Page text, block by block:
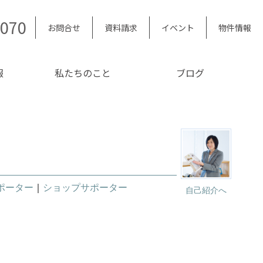
お問合せ 資料請求 イベント 物件情報
私たちのこと ブログ
自己紹介へ
ーター ショップサポーター